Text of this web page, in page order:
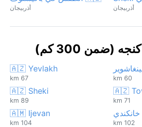
أذربيجان أذربيجان
(ضمن 300 كم)
60 km
🇦🇿 Yevlakh
67 km
🇦🇿
71 km
🇦🇿 Sheki
89 km
102 km
🇦🇲 Ijevan
104 km